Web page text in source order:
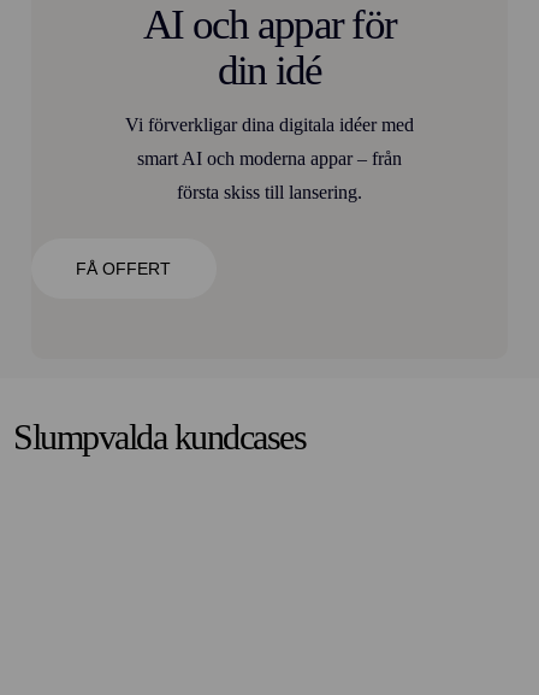
AI och appar för
din idé
Vi förverkligar dina digitala idéer med
smart AI och moderna appar – från
första skiss till lansering.
FÅ OFFERT
Slumpvalda kundcases